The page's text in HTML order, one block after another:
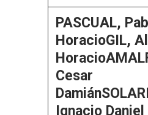
PASCUAL,
HoracioGIL,
Horacio
Cesar
Damián
Ignacio Daniel